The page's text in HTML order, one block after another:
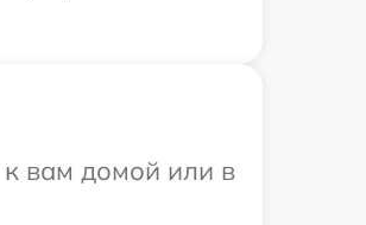
вам домой или в